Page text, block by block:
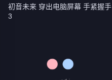
初音未来 穿出电脑屏幕 手紧握手
3